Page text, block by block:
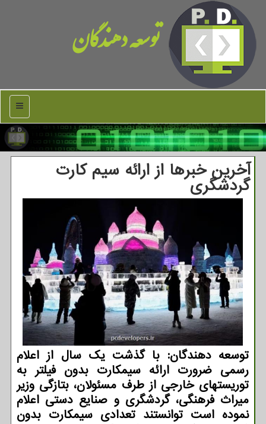
توسعه دهندگان
منو
آخرین خبرها از ارائه سیم کارت
گردشگری
توسعه دهندگان: با گذشت یک سال از اعلام
رسمی ضرورت ارائه سیمکارت بدون فیلتر به
توریستهای خارجی از طرف مسئولان، بتازگی وزیر
میراث فرهنگی، گردشگری و صنایع دستی اعلام
نموده است توانستند تعدادی سیمکارت بدون